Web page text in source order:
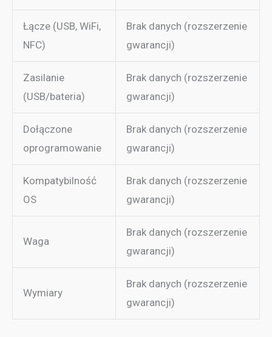
Łącze (USB, WiFi,
NFC)
Brak danych (rozszerzenie
gwarancji)
Zasilanie
(USB/bateria)
Brak danych (rozszerzenie
gwarancji)
Dołączone
oprogramowanie
Brak danych (rozszerzenie
gwarancji)
Kompatybilność
OS
Brak danych (rozszerzenie
gwarancji)
Waga
Brak danych (rozszerzenie
gwarancji)
Wymiary
Brak danych (rozszerzenie
gwarancji)